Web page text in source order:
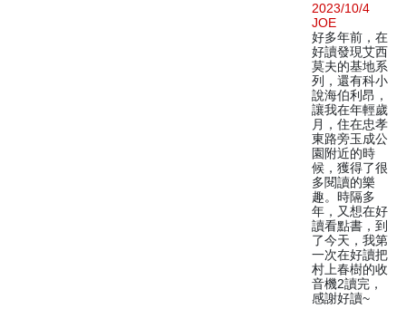
2023/10/4
JOE
好多年前，在
好讀發現艾西
莫夫的基地系
列，還有科小
說海伯利昂，
讓我在年輕歲
月，住在忠孝
東路旁玉成公
園附近的時
候，獲得了很
多閱讀的樂
趣。時隔多
年，又想在好
讀看點書，到
了今天，我第
一次在好讀把
村上春樹的收
音機2讀完，
感謝好讀~